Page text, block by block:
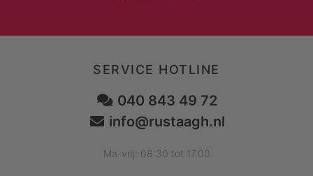
SERVICE HOTLINE
040 843 49 72
info@rustaagh.nl
Ma-vrij: 08:30 tot 17.00